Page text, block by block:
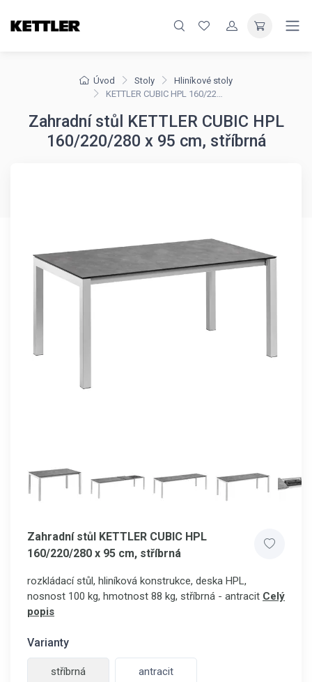
Úvod Stoly
Hliníkové stoly
KETTLER CUBIC HPL 160/220/280 x 95 cm, stříbrná
Zahradní stůl KETTLER CUBIC HPL
160/220/280 x 95 cm, stříbrná
Zahradní stůl KETTLER CUBIC HPL
160/220/280 x 95 cm, stříbrná
rozkládací stůl, hliníková konstrukce, deska HPL,
nosnost 100 kg, hmotnost 88 kg, stříbrná - antracit Celý
popis
Varianty
stříbrná antracit